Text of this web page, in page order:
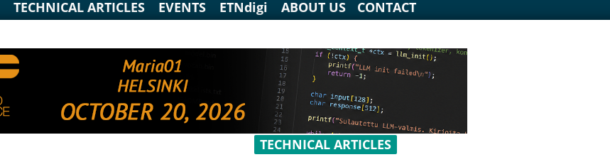
TECHNICAL ARTICLES EVENTS ETNdigi ABOUT US CONTACT
TECHNICAL ARTICLES